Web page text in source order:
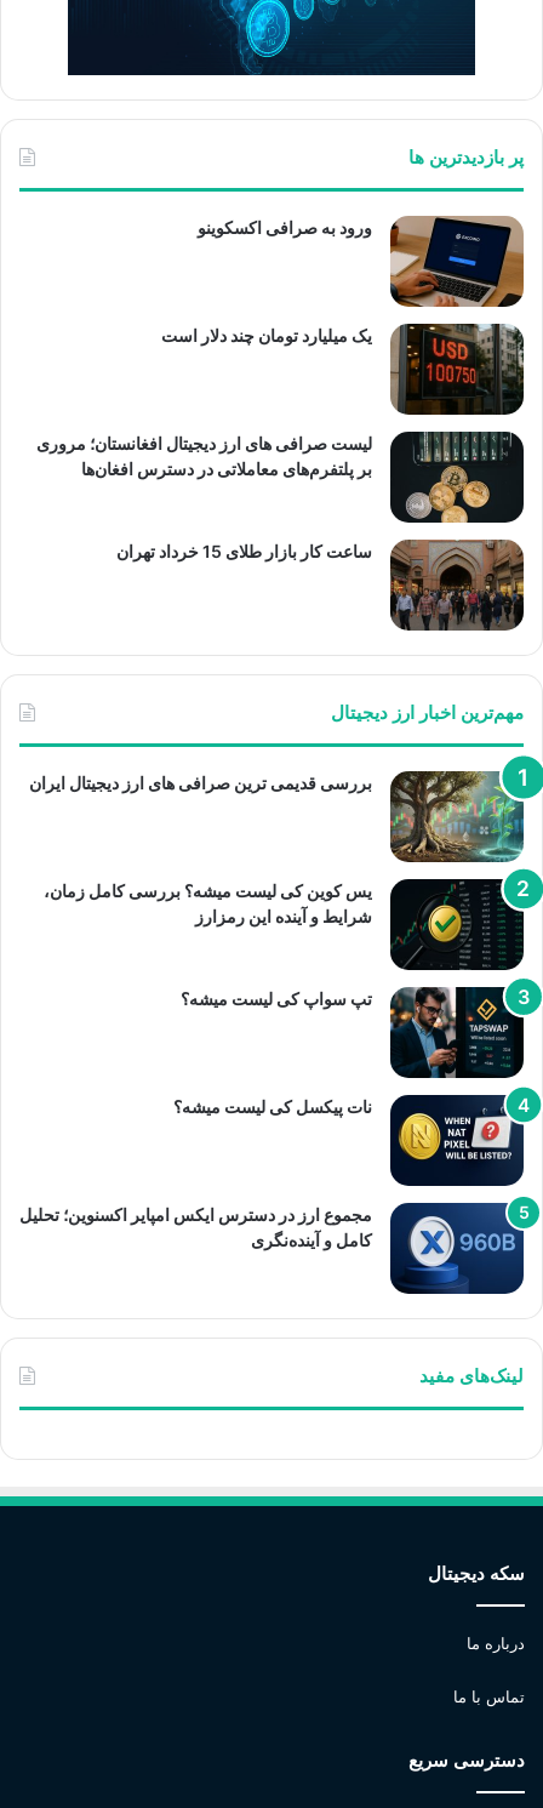
پر بازدیدترین ها
ورود به صرافی اکسکوینو
یک میلیارد تومان چند دلار است
لیست صرافی های ارز دیجیتال افغانستان؛ مروری
بر پلتفرم‌های معاملاتی در دسترس افغان‌ها
ساعت کار بازار طلای 15 خرداد تهران
مهم‌ترین اخبار ارز دیجیتال
بررسی قدیمی ترین صرافی های ارز دیجیتال ایران
یس کوین کی لیست میشه؟ بررسی کامل زمان،
شرایط و آینده این رمزارز
تپ سواپ کی لیست میشه؟
نات پیکسل کی لیست میشه؟
مجموع ارز در دسترس ایکس امپایر اکسنوین؛ تحلیل
کامل و آینده‌نگری
لینک‌های مفید
سکه دیجیتال
درباره ما
تماس با ما
دسترسی سریع